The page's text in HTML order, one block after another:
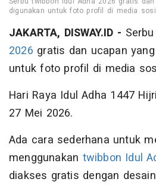
digunakan untuk foto profil di media
JAKARTA, DISWAY.ID - Serbu
2026 gratis dan ucapan
untuk foto profil di media
Hari Raya Idul Adha 1447
27 Mei 2026.
Ada cara sederhana untuk
menggunakan twibbon Idul
diakses gratis dengan